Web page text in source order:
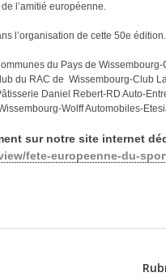
l’amitié européenne.
l’organisation de cette 50e
du Pays de
du RAC de Wissembourg-Club
Daniel Rebert-RD Auto-
Wolff Automobiles-
sur notre site internet
fete-europeenne-du-